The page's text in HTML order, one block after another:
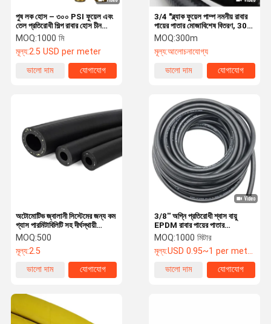
পুষ লক হোস – ৩০০ PSI ফুয়েল এবং
তেল প্রতিরোধী শিল্প রাবার হোস চীন
কারখানা
MOQ:1000 মি
মূল্য:2.5 USD per meter
ভালো দাম
যোগাযোগ
3/4 "ব্ল্যাক ফুয়েল পাম্প নমনীয় রাবার
পায়ের পাতার মোজাবিশেষ বিতরণ, 30
বার জ্বালানী সরবরাহকারী পায়ের পাতার
মোজাবিশেষ
MOQ:300m
মূল্য:আলোচনাযোগ্য
ভালো দাম
যোগাযোগ
অটোমোটিভ জ্বালানী সিস্টেমের জন্য কম
গ্যাস পারমিটাবিলিটি সহ দীর্ঘস্থায়ী
এলপিজি সিএনজি রাবার নল
MOQ:500
মূল্য:2.5
ভালো দাম
যোগাযোগ
3/8'' অগ্নি প্রতিরোধী শ্বাস বায়ু
EPDM রাবার পায়ের পাতার
মোজাবিশেষ 300psi মানুষের শ্বাস
জন্য
MOQ:1000 মিটার
মূল্য:USD 0.95~1 per meter
ভালো দাম
যোগাযোগ